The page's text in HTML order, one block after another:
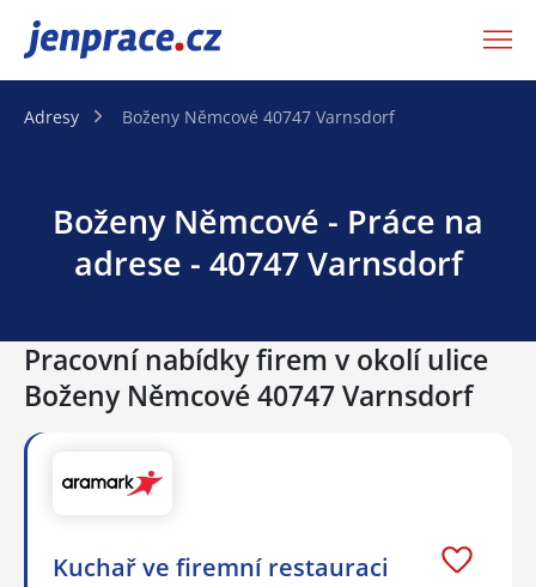
JenPráce.cz
Adresy Boženy Němcové 40747 Varnsdorf
Boženy Němcové - Práce na
adrese - 40747 Varnsdorf
Pracovní nabídky firem v okolí ulice
Boženy Němcové 40747 Varnsdorf
Kuchař ve firemní restauraci